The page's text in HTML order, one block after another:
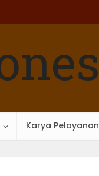
Karya Pelayanan